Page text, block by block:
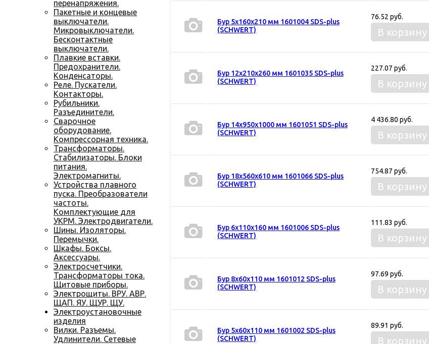
перенапряжения.
Пакетные и концевые
выключатели.
Микровыключатели.
Бесконтактные
выключатели.
Плавкие вставки.
Предохранители.
Конденсаторы.
Реле. Пускатели.
Контакторы.
Рубильники.
Разъединители.
Сварочное
оборудование.
Компрессорная техника.
Трансформаторы.
Стабилизаторы. Блоки
питания.
Электромагниты.
Устройства плавного
пуска. Преобразователи
частоты.
Комплектующие для
УКРМ. Электродвигатели.
Шины. Изоляторы.
Перемычки.
Шкафы. Боксы.
Аксессуары.
Электросчетчики.
Трансформаторы тока.
Щитовые приборы.
Электрощиты. ВРУ. АВР.
ЩАП. ЯУ. ЩУР. ЩУ.
Электроустановочные
изделия
Вилки. Разъемы.
Удлинители. Сетевые
Бур 5х160х210 мм 1601004 SDS-plus
(SCHWERT)
76.52 руб.
В корзину
Бур 12х210х260 мм 1601035 SDS-plus
(SCHWERT)
227.07 руб.
В корзину
Бур 14х950х1000 мм 1601051 SDS-plus
(SCHWERT)
4 436.80 руб.
В корзину
Бур 18х560х610 мм 1601066 SDS-plus
(SCHWERT)
754.87 руб.
В корзину
Бур 6х110х160 мм 1601006 SDS-plus
(SCHWERT)
111.83 руб.
В корзину
Бур 8х60х110 мм 1601012 SDS-plus
(SCHWERT)
97.69 руб.
В корзину
Бур 5х60х110 мм 1601002 SDS-plus
(SCHWERT)
89.91 руб.
В корзину